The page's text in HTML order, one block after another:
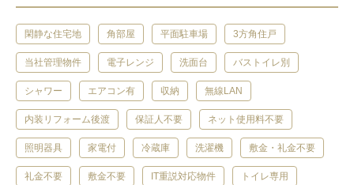
閑静な住宅地 角部屋 平面駐車場 3方角住戸
当社管理物件 電子レンジ 洗面台 バストイレ別
シャワー エアコン有 収納 無線LAN
内装リフォーム後渡 保証人不要 ネット使用料不要
照明器具 家電付 冷蔵庫 洗濯機 敷金・礼金不要
礼金不要 敷金不要 IT重説対応物件 トイレ専用